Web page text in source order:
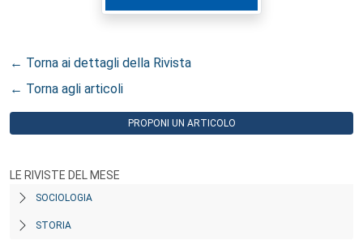
← Torna ai dettagli della Rivista
← Torna agli articoli
PROPONI UN ARTICOLO
LE RIVISTE DEL MESE
SOCIOLOGIA
STORIA